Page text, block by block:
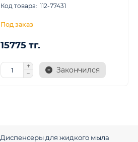
112-77431
15775 тг.
Закончился
Диспенсеры для жидкого мыла